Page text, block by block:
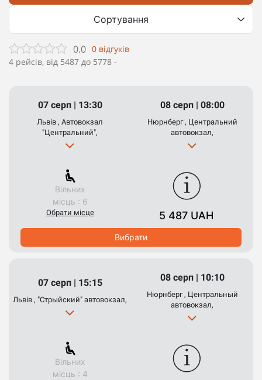
Сортування
0.0 0 відгуків
4 рейсів, від 5487 до 5778 -
07 серп | 13:30
Львів , Автовокзал
"Центральний",
08 серп | 08:00
Нюрнберг , Центральний
автовокзал,
Вільних
місць : 6
Обрати місце 5 487 UAH
Вибрати
07 серп | 15:15
Львів , "Стрыйский" автовокзал,
08 серп | 10:10
Нюрнберг , Центральный
автовокзал,
Вільних
місць : 4